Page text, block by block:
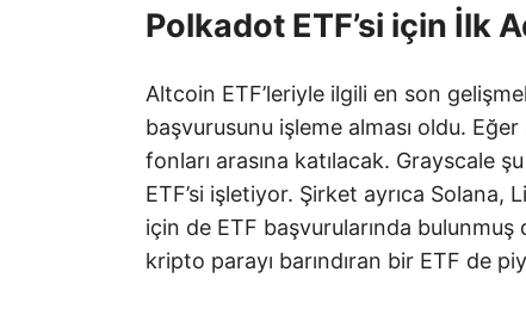
Polkadot ETF’si için İlk
Altcoin ETF’leriyle ilgili en son
başvurusunu işleme alması oldu.
fonları arasına katılacak. Grayscale
ETF’si işletiyor. Şirket ayrıca
için de ETF başvurularında bulunmuş
kripto parayı barındıran bir ETF de